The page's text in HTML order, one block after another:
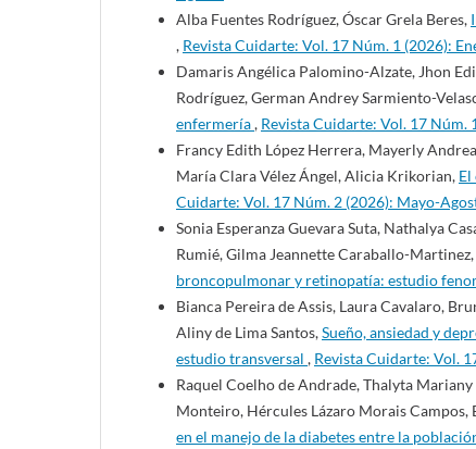
Alba Fuentes Rodríguez, Óscar Grela Beres,
, Revista Cuidarte: Vol. 17 Núm. 1 (2026):
Damaris Angélica Palomino-Alzate, Jhon
Rodríguez, German Andrey Sarmiento-
enfermería, Revista Cuidarte: Vol. 17 Núm.
Francy Edith López Herrera, Mayerly
María Clara Vélez Ángel, Alicia Krikorian, El
Cuidarte: Vol. 17 Núm. 2 (2026): Mayo-
Sonia Esperanza Guevara Suta, Nathalya
Rumié, Gilma Jeannette Caraballo-
broncopulmonar y retinopatía: estudio
Bianca Pereira de Assis, Laura Cavalaro,
Aliny de Lima Santos,Sueño, ansiedad y
estudio transversal , Revista Cuidarte: Vol.
Raquel Coelho de Andrade, Thalyta
Monteiro, Hércules Lázaro Morais Campos,
en el manejo de la diabetes entre la